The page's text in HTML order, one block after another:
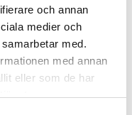
och annan
medier och
med.
med annan
eller som de har